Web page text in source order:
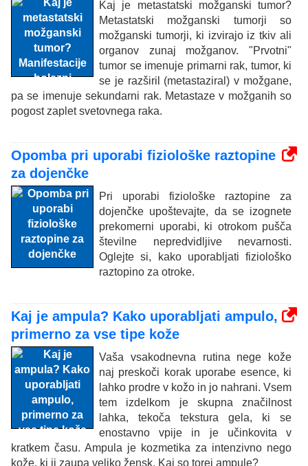
Kaj je metastatski možganski tumor?
Metastatski možganski tumorji so
možganski tumorji, ki izvirajo iz tkiv ali
organov zunaj možganov. "Prvotni"
tumor se imenuje primarni rak, tumor, ki
se je razširil (metastaziral) v možgane,
pa se imenuje sekundarni rak. Metastaze v možganih so
pogost zaplet svetovnega raka.
Opomba pri uporabi fiziološke raztopine
za dojenčke
Pri uporabi fiziološke raztopine za
dojenčke upoštevajte, da se izognete
prekomerni uporabi, ki otrokom pušča
številne nepredvidljive nevarnosti.
Oglejte si, kako uporabljati fiziološko
raztopino za otroke.
Kaj je ampula? Kako uporabljati ampulo,
primerno za vse tipe kože
Vaša vsakodnevna rutina nege kože
naj preskoči korak uporabe esence, ki
lahko prodre v kožo in jo nahrani. Vsem
tem izdelkom je skupna značilnost
lahka, tekoča tekstura gela, ki se
enostavno vpije in je učinkovita v
kratkem času. Ampula je kozmetika za intenzivno nego
kože, ki ji zaupa veliko žensk. Kaj so torej ampule?